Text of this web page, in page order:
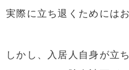
実際に立ち退くためには
しかし、入居人自身が立